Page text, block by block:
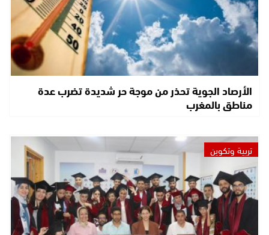
الأرصاد الجوية تحذر من موجة حر شديدة تضرب عدة
مناطق بالمغرب
تربية وتكوين